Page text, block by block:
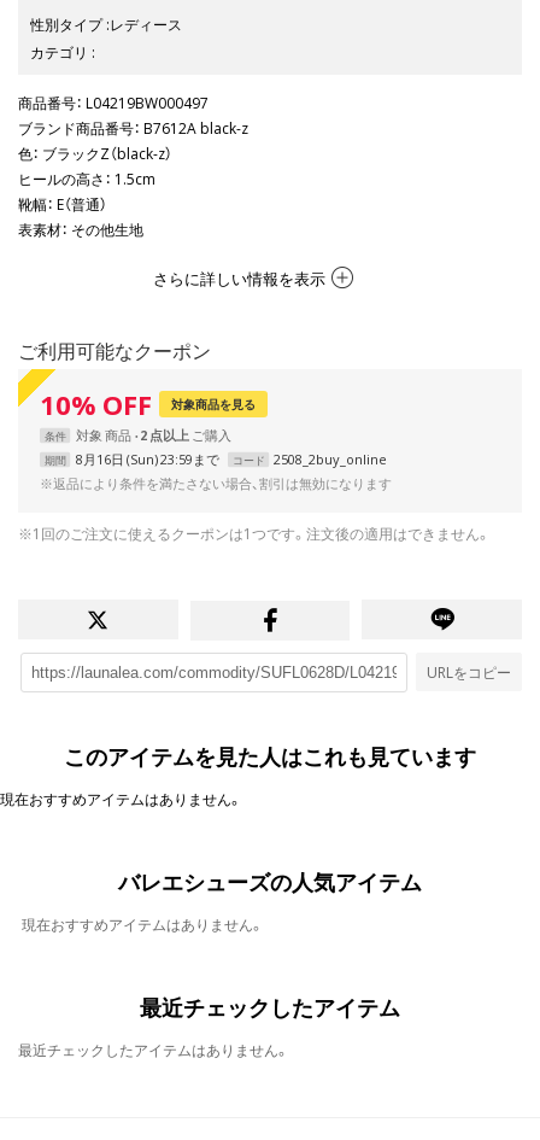
性別タイプ:レディース
カテゴリ :
商品番号： L04219BW000497
ブランド商品番号： B7612A black-z
色： ブラックZ（black-z）
ヒールの高さ ： 1.5cm
靴幅： E（普通）
表素材： その他生地
さらに詳しい情報を表示
ご利用可能なクーポン
10% OFF 対象商品を見る
条件 対象商品 2 点以上
期間 8月16日 (Sun) 23:59まで コード
2508_2buy_online
※返品により条件を満たさない場合、割引は無効になります
※1回のご注文に使えるクーポンは1つです。注文後の適用はできません。
URLをコピー
このアイテムを見た人はこれも見ています
現在おすすめアイテムはありません。
バレエシューズの人気アイテム
現在おすすめアイテムはありません。
最近チェックしたアイテム
最近チェックしたアイテムはありません。